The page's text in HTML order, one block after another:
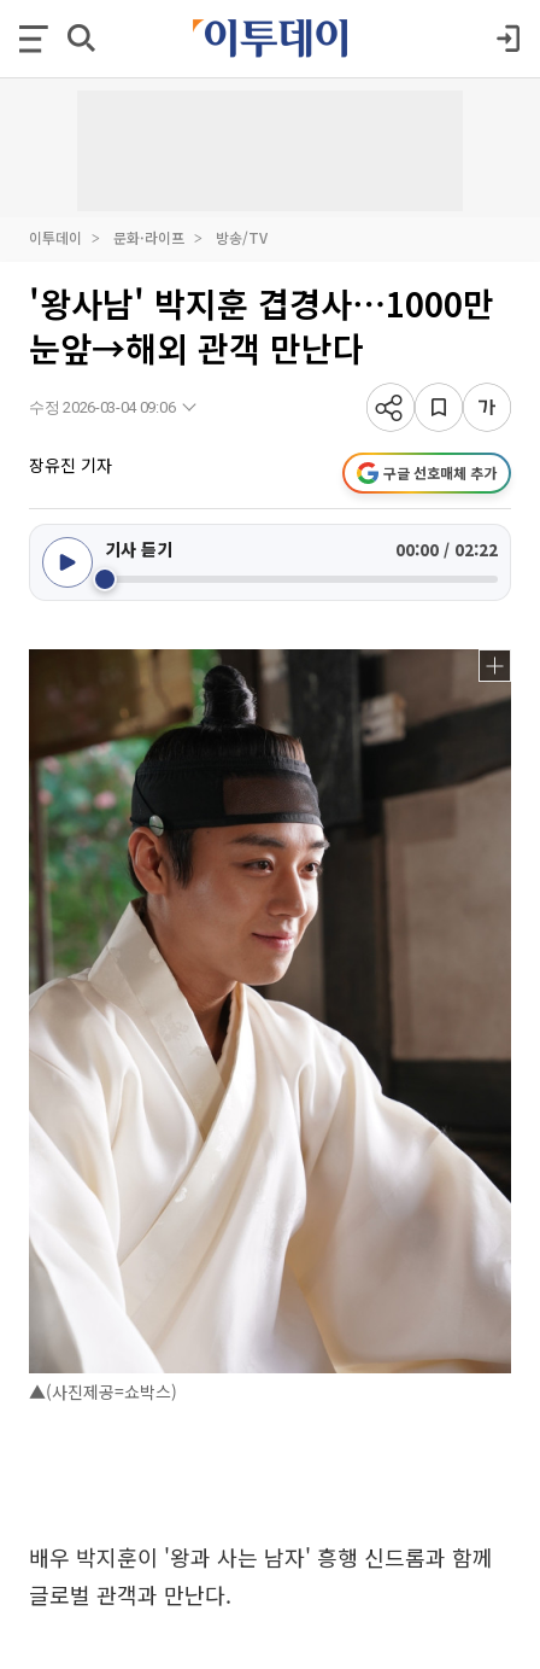
이투데이 문화·라이프 방송/TV
'왕사남' 박지훈 겹경사⋯1000만
눈앞→해외 관객 만난다
수정 2026-03-04 09:06
장유진 기자 구글 선호매체 추가
기사 듣기 00:00 / 02:22
▲(사진제공=쇼박스)
배우 박지훈이 '왕과 사는 남자' 흥행 신드롬과 함께
글로벌 관객과 만난다.